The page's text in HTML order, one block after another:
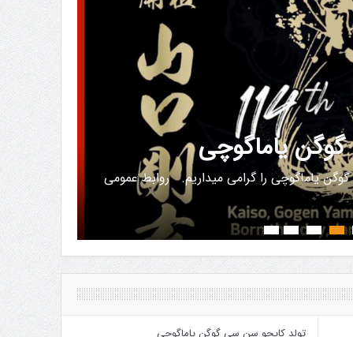
یاماگوچی
گوگن یاماگوچی را گرامی میداریم. ‌‌‌‌ ‌‌روابط عمومی
۱۲ به اسفند به ترتیب برای آقایان...
تولد کایچو سن سی گوگن یاماگوچی